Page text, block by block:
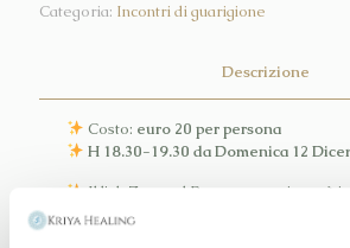
Categoria: Incontri di guarigione
Descrizione
Costo: euro 20 per persona
H 18.30-19.30 da Domenica 12
Il link Zoom al Programma vi verrà
provveduto al suo acquisto